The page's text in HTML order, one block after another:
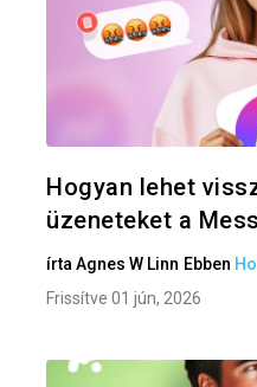
Hogyan lehet
üzeneteket a
írta Agnes W Linn Ebben
Frissítve 01 jún, 2026